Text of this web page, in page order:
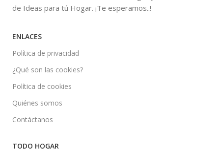
de Ideas para tú Hogar. ¡Te esperamos..!
ENLACES
Política de privacidad
¿Qué son las cookies?
Política de cookies
Quiénes somos
Contáctanos
TODO HOGAR